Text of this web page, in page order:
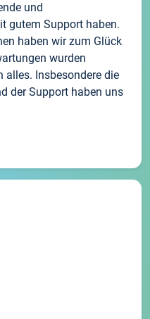
und
gutem Support haben.
haben wir zum Glück
wurden
alles. Insbesondere die
der Support haben uns